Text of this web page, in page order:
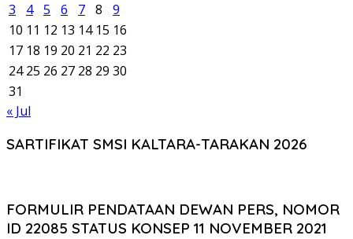
3
4 5 6 7 8
9
10 11 12 13 14 15 16
17 18 19 20 21 22 23
24 25 26 27 28 29 30
31
« Jul
SARTIFIKAT SMSI KALTARA-TARAKAN 2026
FORMULIR PENDATAAN DEWAN PERS, NOMOR
ID 22085 STATUS KONSEP 11 NOVEMBER 2021